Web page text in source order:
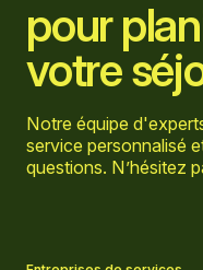
pour
votre
Notre équipe
service personnalisé
questions. N’hésitez